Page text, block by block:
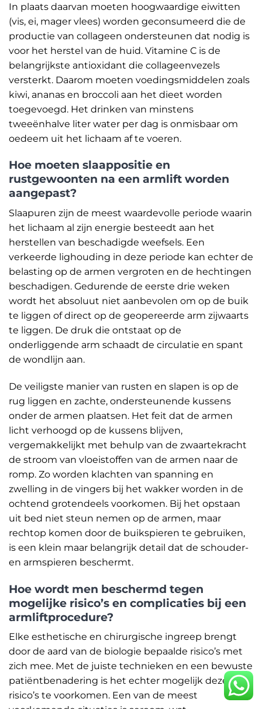
In plaats daarvan moeten hoogwaardige eiwitten
(vis, ei, mager vlees) worden geconsumeerd die de
productie van collageen ondersteunen dat nodig is
voor het herstel van de huid. Vitamine C is de
belangrijkste antioxidant die collageenvezels
versterkt. Daarom moeten voedingsmiddelen zoals
kiwi, ananas en broccoli aan het dieet worden
toegevoegd. Het drinken van minstens
tweeënhalve liter water per dag is onmisbaar om
oedeem uit het lichaam af te voeren.
Hoe moeten slaappositie en
rustgewoonten na een armlift worden
aangepast?
Slaapuren zijn de meest waardevolle periode waarin
het lichaam al zijn energie besteedt aan het
herstellen van beschadigde weefsels. Een
verkeerde lighouding in deze periode kan echter de
belasting op de armen vergroten en de hechtingen
beschadigen. Gedurende de eerste drie weken
wordt het absoluut niet aanbevolen om op de buik
te liggen of direct op de geopereerde arm zijwaarts
te liggen. De druk die ontstaat op de
onderliggende arm schaadt de circulatie en spant
de wondlijn aan.
De veiligste manier van rusten en slapen is op de
rug liggen en zachte, ondersteunende kussens
onder de armen plaatsen. Het feit dat de armen
licht verhoogd op de kussens blijven,
vergemakkelijkt met behulp van de zwaartekracht
de stroom van vloeistoffen van de armen naar de
romp. Zo worden klachten van spanning en
zwelling in de vingers bij het wakker worden in de
ochtend grotendeels voorkomen. Bij het opstaan
uit bed niet steun nemen op de armen, maar
rechtop komen door de buikspieren te gebruiken,
is een klein maar belangrijk detail dat de schouder-
en armspieren beschermt.
Hoe wordt men beschermd tegen
mogelijke risico’s en complicaties bij een
armliftprocedure?
Elke esthetische en chirurgische ingreep brengt
door de aard van de biologie bepaalde risico’s met
zich mee. Met de juiste technieken en een bewuste
patiëntbenadering is het echter mogelijk deze
risico’s te voorkomen. Een van de meest